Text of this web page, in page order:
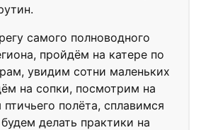
самого полноводного
пройдём на катере по
увидим сотни маленьких
на сопки, посмотрим на
полёта, сплавимся
делать практики на